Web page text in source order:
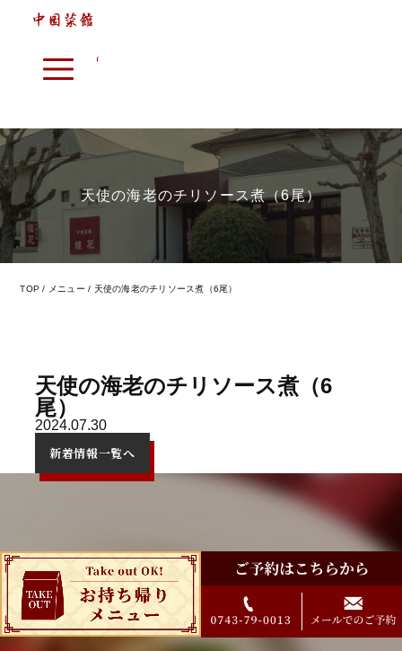
本格中華へのアプローチ
7つのこだわり
メニュー
天使の海老のチリソース煮（6尾）
TOP メニュー 天使の海老のチリソース煮（6尾）
天使の海老のチリソース煮（6
尾）
2024.07.30
新着情報一覧へ